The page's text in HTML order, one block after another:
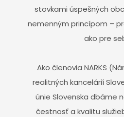
stovkami úspešných
nemenným princípom –
ako pre
Ako členovia NARKS
realitných kancelárií
únie Slovenska dbáme
čestnosť a kvalitu